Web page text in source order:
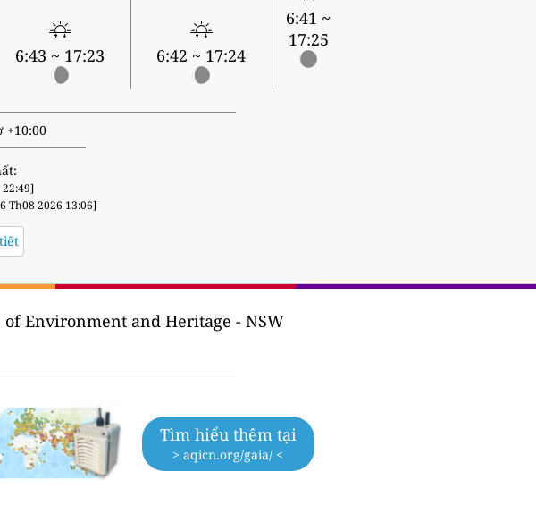
6:43 ~ 17:23 6:42 ~ 17:24
6:41 ~
17:25
+10:00
22:49]
Th08 2026 13:06]
of Environment and Heritage - NSW
Tìm hiểu thêm tại
> aqicn.org/gaia/ <